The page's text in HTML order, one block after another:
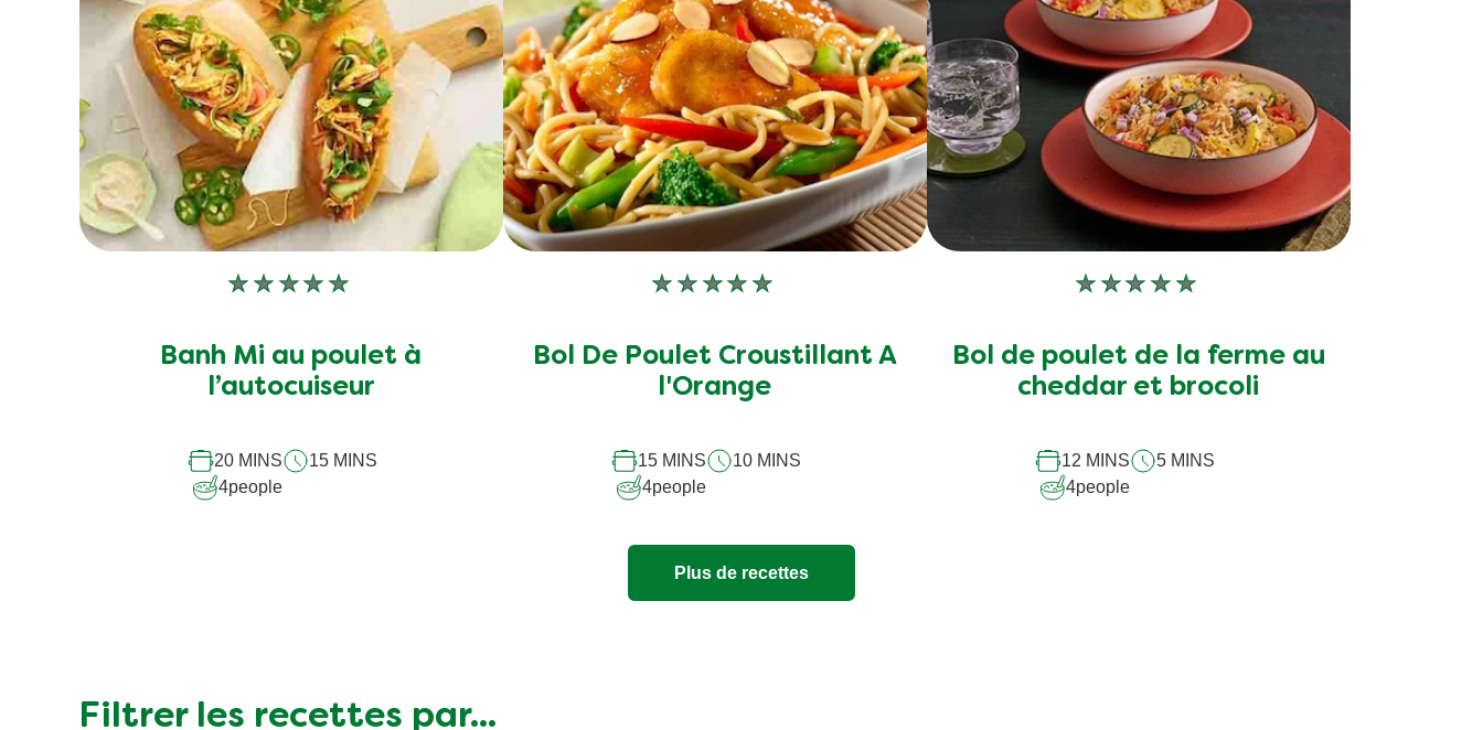
Aucune
soumise
pour
Banh Mi au poulet à
l’autocuiseur
20 MINS
15 MINS
4people
Aucune
soumise
pour
Bol De Poulet Croustillant A
l'Orange
15 MINS
10 MINS
4people
Aucune
soumise
pour
Bol de poulet de la ferme au
cheddar et brocoli
12 MINS
5 MINS
4people
Plus de recettes
Filtrer les recettes par...